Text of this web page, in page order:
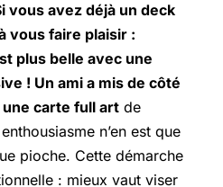
avez déjà un deck
vous faire plaisir :
plus belle avec une
! Un ami a mis de côté
carte full art de
n’en est que
pioche. Cette démarche
: mieux vaut viser